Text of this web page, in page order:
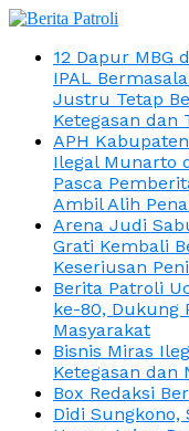
12 Dapur MBG
IPAL
Justru Tetap
Ketegasan dan
APH
Ilegal Munarto
Pasca
Ambil Alih
Arena Judi
Grati Kembali
Keseriusan
Berita Patroli
ke-80, Dukung
Masyarakat
Bisnis Miras
Ketegasan dan
Box Redaksi
Didi Sungkono,